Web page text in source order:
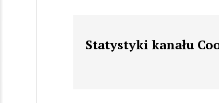
Statystyki kanału